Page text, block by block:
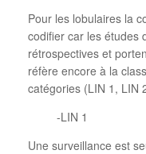
Pour les lobulaires la
codifier car les études
rétrospectives et
réfère encore à la
catégories (LIN 1, LIN
-LIN 1
Une surveillance est